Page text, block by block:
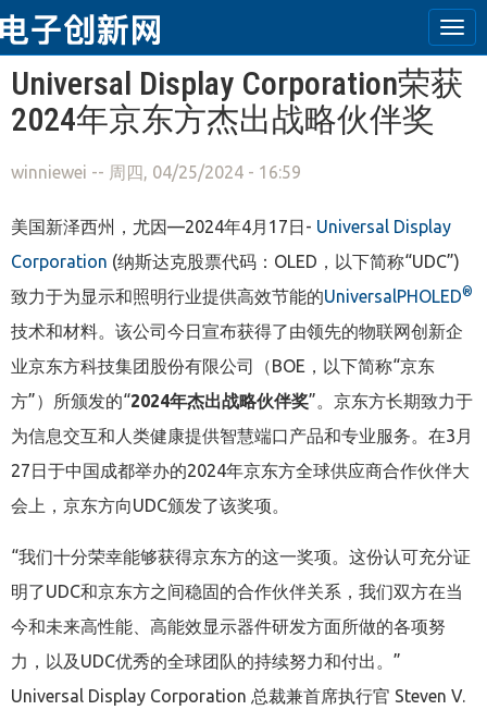
跳转到主要内容
Universal Display Corporation荣获
2024年京东方杰出战略伙伴奖
winniewei -- 周四, 04/25/2024 - 16:59
美国新泽西州 ，尤因—2024年4月 17日- Universal Display
Corporation (纳斯达克股票代码： OLED ，以下简称“UDC”)
致力于为显示和照明行业提供高效节能的UniversalPHOLED®
技术和材料。 该公司今日宣布获得了由领先的物联网创新企
业京东方科技集团股份有限公司（BOE ，以下简称“京东
方”）所颁发的“2024年杰出战略伙伴奖”。京东方长期致力于
为信息交互和人类健康提供智慧端口产品和专业服务。在3 月
27日于中国成都举办的2024年京东方全球供应商合作伙伴大
会上，京东方向UDC颁发了该奖项。
“我们十分荣幸能够获得京东方的这一奖项。这份认可充分证
明了UDC和京东方之间稳固的合作伙伴关系，我们双方在当
今和未来高性能、高能效显示器件研发方面所做的各项努
力，以及 UDC优秀的全球团队的持续努力和付出。”
Universal Display Corporation 总裁兼首席执行官 Steven V.